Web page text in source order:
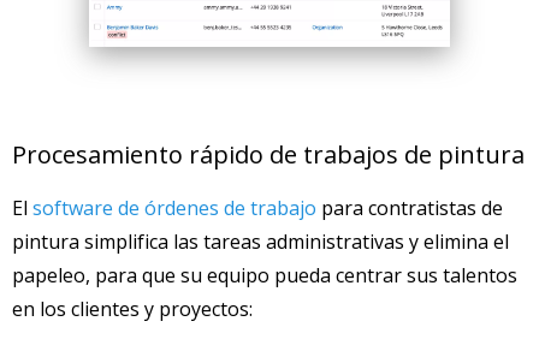
Procesamiento rápido de trabajos de pintura
El software de órdenes de trabajo para contratistas de
pintura simplifica las tareas administrativas y elimina el
papeleo, para que su equipo pueda centrar sus talentos
en los clientes y proyectos: